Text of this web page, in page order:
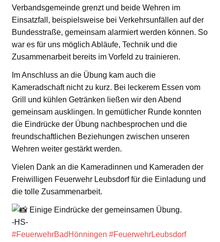
Verbandsgemeinde grenzt und beide Wehren im
Einsatzfall, beispielsweise bei Verkehrsunfällen auf der
Bundesstraße, gemeinsam alarmiert werden können. So
war es für uns möglich Abläufe, Technik und die
Zusammenarbeit bereits im Vorfeld zu trainieren.
Im Anschluss an die Übung kam auch die
Kameradschaft nicht zu kurz. Bei leckerem Essen vom
Grill und kühlen Getränken ließen wir den Abend
gemeinsam ausklingen. In gemütlicher Runde konnten
die Eindrücke der Übung nachbesprochen und die
freundschaftlichen Beziehungen zwischen unseren
Wehren weiter gestärkt werden.
Vielen Dank an die Kameradinnen und Kameraden der
Freiwilligen Feuerwehr Leubsdorf für die Einladung und
die tolle Zusammenarbeit.
Einige Eindrücke der gemeinsamen Übung.
-HS-
#FeuerwehrBadHönningen #FeuerwehrLeubsdorf